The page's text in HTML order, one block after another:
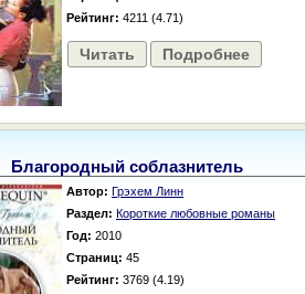
Рейтинг: 4211 (4.71)
Читать Подробнее
Благородный соблазнитель
Автор: Грэхем Линн
Раздел: Короткие любовные романы
Год: 2010
Страниц: 45
Рейтинг: 3769 (4.19)